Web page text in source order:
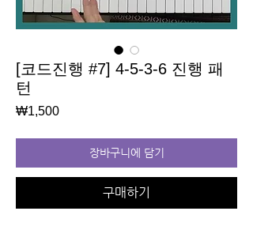
[코드진행 #7] 4-5-3-6 진행 패
턴
₩1,500가
장바구니에 담기
구매하기